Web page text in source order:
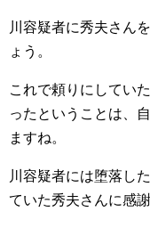
川容疑者に秀夫さん
ょう。
これで頼りにしてい
ったということは、
ますね。
川容疑者には堕落し
ていた秀夫さんに感